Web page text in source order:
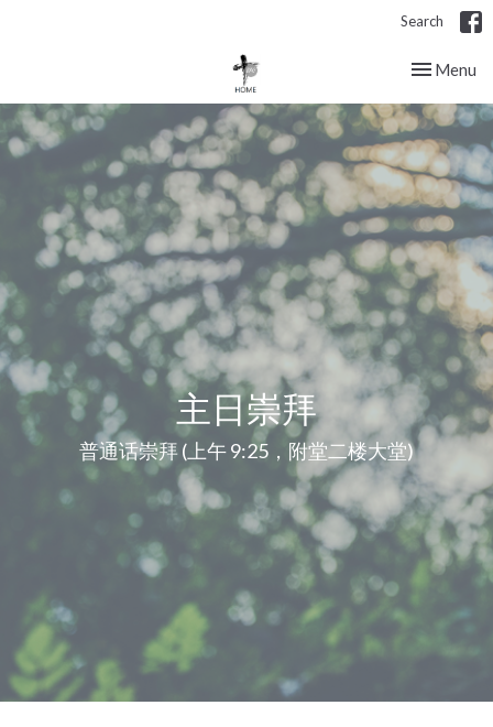
Search
Toggle
Menu
主日崇拜
普通话崇拜 (上午 9:25，附堂二楼大堂)